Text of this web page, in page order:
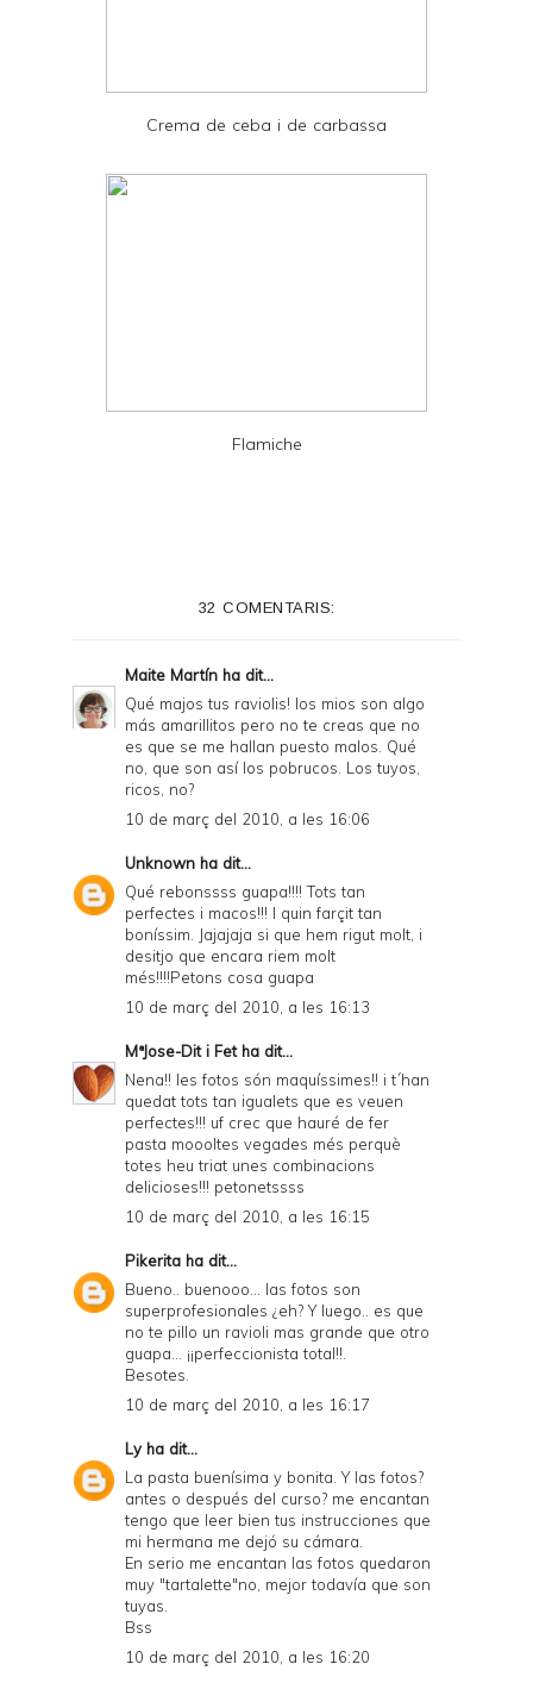
Crema de ceba i de carbassa
Flamiche
32 COMENTARIS:
Maite Martín ha dit...
Qué majos tus raviolis! los mios son algo
más amarillitos pero no te creas que no
es que se me hallan puesto malos. Qué
no, que son así los pobrucos. Los tuyos,
ricos, no?
10 de març del 2010, a les 16:06
Unknown ha dit...
Qué rebonssss guapa!!!! Tots tan
perfectes i macos!!! I quin farçit tan
boníssim. Jajajaja si que hem rigut molt, i
desitjo que encara riem molt
més!!!!Petons cosa guapa
10 de març del 2010, a les 16:13
MªJose-Dit i Fetha dit...
Nena!! les fotos són maquíssimes!! i t´han
quedat tots tan igualets que es veuen
perfectes!!! uf crec que hauré de fer
pasta moooltes vegades més perquè
totes heu triat unes combinacions
delicioses!!! petonetssss
10 de març del 2010, a les 16:15
Pikerita ha dit...
Bueno.. buenooo... las fotos son
superprofesionales ¿eh? Y luego.. es que
no te pillo un ravioli mas grande que otro
guapa... ¡¡perfeccionista total!!.
Besotes.
10 de març del 2010, a les 16:17
Lyha dit...
La pasta buenísima y bonita. Y las fotos?
antes o después del curso? me encantan
tengo que leer bien tus instrucciones que
mi hermana me dejó su cámara.
En serio me encantan las fotos quedaron
muy "tartalette"no, mejor todavía que son
tuyas.
Bss
10 de març del 2010, a les 16:20